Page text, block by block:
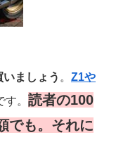
ましょう 。 Z1や
す。 読者の100
でも。それに